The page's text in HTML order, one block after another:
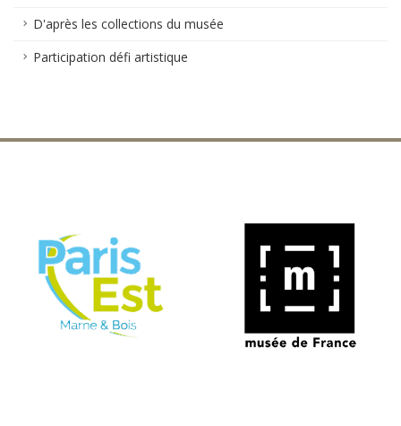
D'après les collections du musée
Participation défi artistique